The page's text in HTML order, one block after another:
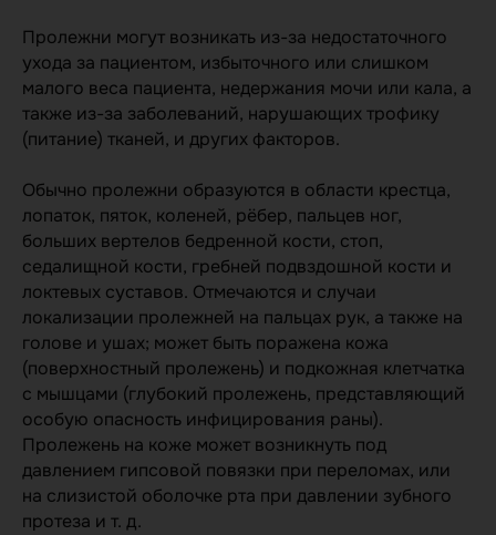
Пролежни могут возникать из-за недостаточного
ухода за пациентом, избыточного или слишком
малого веса пациента, недержания мочи или кала, а
также из-за заболеваний, нарушающих трофику
(питание) тканей, и других факторов.
Обычно пролежни образуются в области крестца,
лопаток, пяток, коленей, рёбер, пальцев ног,
больших вертелов бедренной кости, стоп,
седалищной кости, гребней подвздошной кости и
локтевых суставов. Отмечаются и случаи
локализации пролежней на пальцах рук, а также на
голове и ушах; может быть поражена кожа
(поверхностный пролежень) и подкожная клетчатка
с мышцами (глубокий пролежень, представляющий
особую опасность инфицирования раны).
Пролежень на коже может возникнуть под
давлением гипсовой повязки при переломах, или
на слизистой оболочке рта при давлении зубного
протеза и т. д.